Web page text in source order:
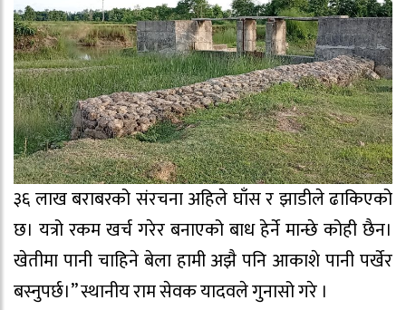
३६ लाख बराबरको संरचना अहिले घाँस र झाडीले ढाकिएको
छ। यत्रो रकम खर्च गरेर बनाएको बाध हेर्ने मान्छे कोही छैन।
खेतीमा पानी चाहिने बेला हामी अझै पनि आकाशे पानी पर्खेर
बस्नुपर्छ।” स्थानीय राम सेवक यादवले गुनासो गरे ।